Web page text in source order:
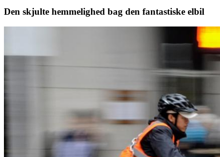
Den skjulte hemmelighed bag den fantastiske elbil